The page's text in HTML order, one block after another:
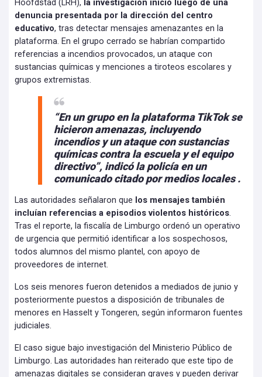
Hoofdstad (LRH), la investigación inició luego de una
denuncia presentada por la dirección del centro
educativo, tras detectar mensajes amenazantes en la
plataforma. En el grupo cerrado se habrían compartido
referencias a incendios provocados, un ataque con
sustancias químicas y menciones a tiroteos escolares y
grupos extremistas.
“En un grupo en la plataforma TikTok se
hicieron amenazas, incluyendo
incendios y un ataque con sustancias
químicas contra la escuela y el equipo
directivo”, indicó la policía en un
comunicado citado por medios locales .
Las autoridades señalaron que los mensajes también
incluían referencias a episodios violentos históricos.
Tras el reporte, la fiscalía de Limburgo ordenó un operativo
de urgencia que permitió identificar a los sospechosos,
todos alumnos del mismo plantel, con apoyo de
proveedores de internet.
Los seis menores fueron detenidos a mediados de junio y
posteriormente puestos a disposición de tribunales de
menores en Hasselt y Tongeren, según informaron fuentes
judiciales.
El caso sigue bajo investigación del Ministerio Público de
Limburgo. Las autoridades han reiterado que este tipo de
amenazas digitales se consideran graves y pueden derivar